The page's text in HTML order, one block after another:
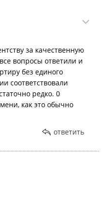
за качественную
вопросы ответили и
без единого
соответствовали
редко. 0
как это обычно
ответить